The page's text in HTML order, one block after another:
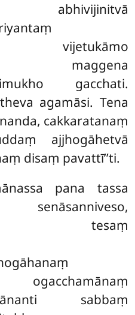
abhivijinitvā
vijetukāmo
maggena
gacchati.
agamāsi. Tena
cakkaratanaṃ
ajjhogāhetvā
disaṃ pavattī’’ti.
pana tassa
senāsanniveso,
tesaṃ
ogacchamānaṃ
sabbaṃ